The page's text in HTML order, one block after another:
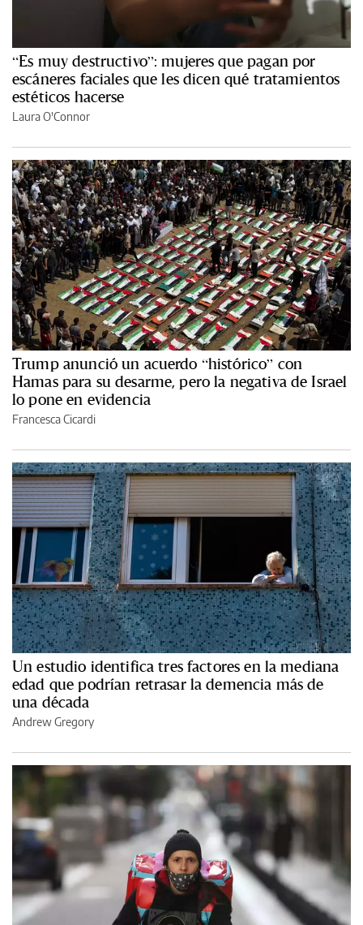
“Es muy destructivo”: mujeres que pagan por
escáneres faciales que les dicen qué tratamientos
estéticos hacerse
Laura O'Connor
Trump anunció un acuerdo “histórico” con
Hamas para su desarme, pero la negativa de Israel
lo pone en evidencia
Francesca Cicardi
Un estudio identifica tres factores en la mediana
edad que podrían retrasar la demencia más de
una década
Andrew Gregory